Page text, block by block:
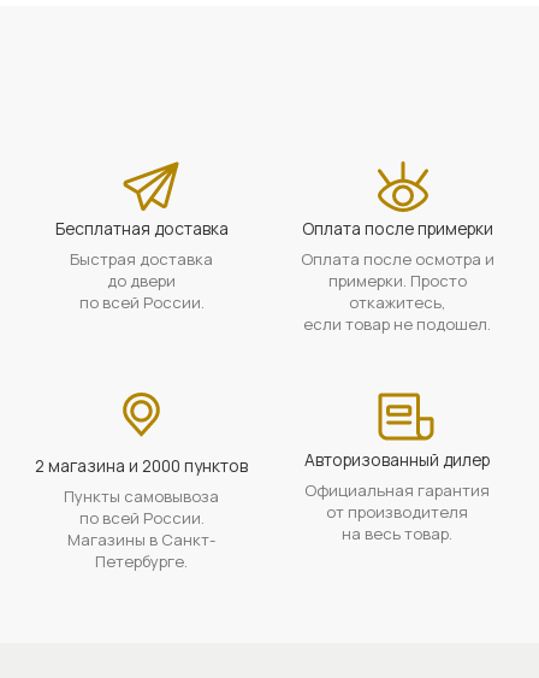
Бесплатная доставка
Быстрая доставка
до двери
по всей России.
Оплата после примерки
Оплата после осмотра и
примерки. Просто
откажитесь,
если товар не подошел.
2 магазина и 2000 пунктов
Пункты самовывоза
по всей России.
Магазины в Санкт-
Петербурге.
Авторизованный дилер
Официальная гарантия
от производителя
на весь товар.